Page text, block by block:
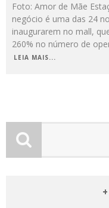
Foto: Amor de Mãe
negócio é uma das 24
inaugurarem no mall,
260% no número de
LEIA MAIS...